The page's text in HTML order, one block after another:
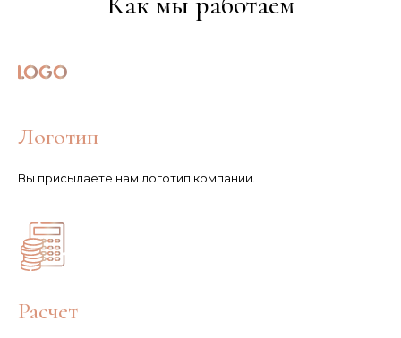
Логотип
Вы присылаете нам логотип компании.
Расчет